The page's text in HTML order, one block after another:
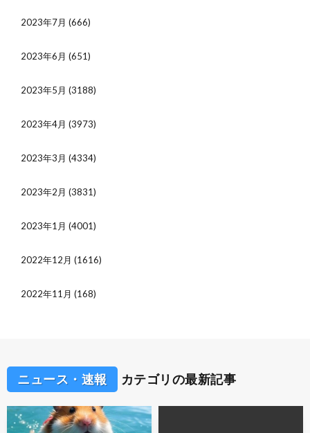
2023年7月 (666)
2023年6月 (651)
2023年5月 (3188)
2023年4月 (3973)
2023年3月 (4334)
2023年2月 (3831)
2023年1月 (4001)
2022年12月 (1616)
2022年11月 (168)
ニュース・速報 カテゴリの最新記事